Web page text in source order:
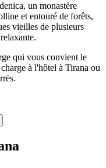
un monastère
et entouré de forêts,
vieilles de plusieurs
qui vous convient le
à l'hôtel à Tirana ou